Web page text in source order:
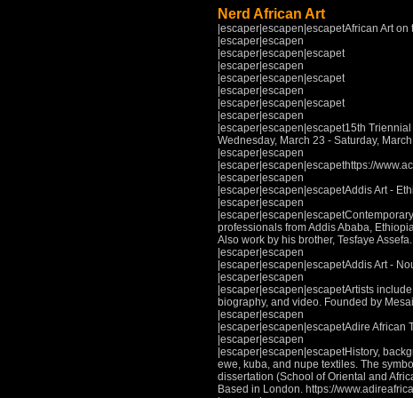
Nerd African Art
|escaper|escapen|escapetAfrican Art on
|escaper|escapen
|escaper|escapen|escapet
|escaper|escapen
|escaper|escapen|escapet
|escaper|escapen
|escaper|escapen|escapet
|escaper|escapen
|escaper|escapen|escapet15th
Wednesday, March 23 - Saturday,
|escaper|escapen
|escaper|escapen|escapethttps://
|escaper|escapen
|escaper|escapen|escapetAddis Art -
|escaper|escapen
professionals from Addis Ababa,
Also work by his brother, Tesfaye
|escaper|escapen
|escaper|escapen|escapetAddis Art -
|escaper|escapen
|escaper|escapen|escapetArtists
biography, and video. Founded by
|escaper|escapen
|escaper|escapen|escapetAdire African
|escaper|escapen
|escaper|escapen|escapetHistory,
ewe, kuba, and nupe textiles. The
dissertation (School of Oriental and
Based in London. https://